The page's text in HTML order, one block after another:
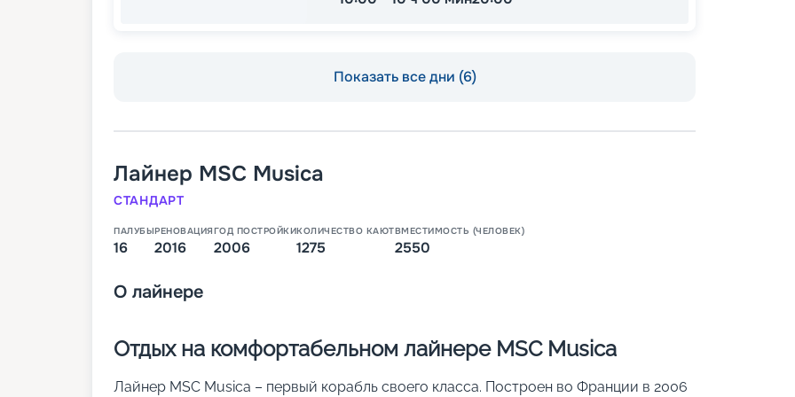
Показать все дни (6)
Лайнер MSC Musica
СТАНДАРТ
ПАЛУБЫ
16
РЕНОВАЦИЯ
2016
ГОД ПОСТРОЙКИ
2006
КОЛИЧЕСТВО КАЮТ
1275
ВМЕСТИМОСТЬ (ЧЕЛОВЕК)
2550
О лайнере
Отдых на комфортабельном лайнере MSC Musica
Лайнер MSC Musica – первый корабль своего класса. Построен во Франции в 2006